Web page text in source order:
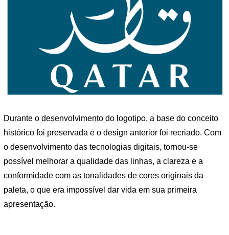
Durante o desenvolvimento do logotipo, a base do conceito
histórico foi preservada e o design anterior foi recriado. Com
o desenvolvimento das tecnologias digitais, tornou-se
possível melhorar a qualidade das linhas, a clareza e a
conformidade com as tonalidades de cores originais da
paleta, o que era impossível dar vida em sua primeira
apresentação.